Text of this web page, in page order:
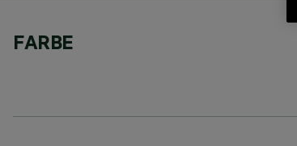
FARBE